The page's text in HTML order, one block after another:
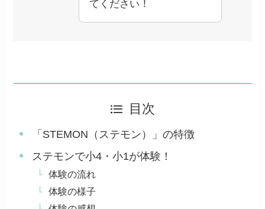
てください！
目次
「STEMON（ステモン）」の特徴
ステモンで小4・小1が体験！
体験の流れ
体験の様子